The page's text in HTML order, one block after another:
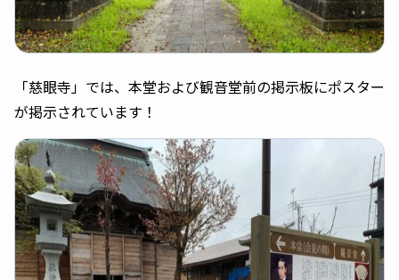
「慈眼寺」では、本堂および観音堂前の掲示板にポスター
が掲示されています！